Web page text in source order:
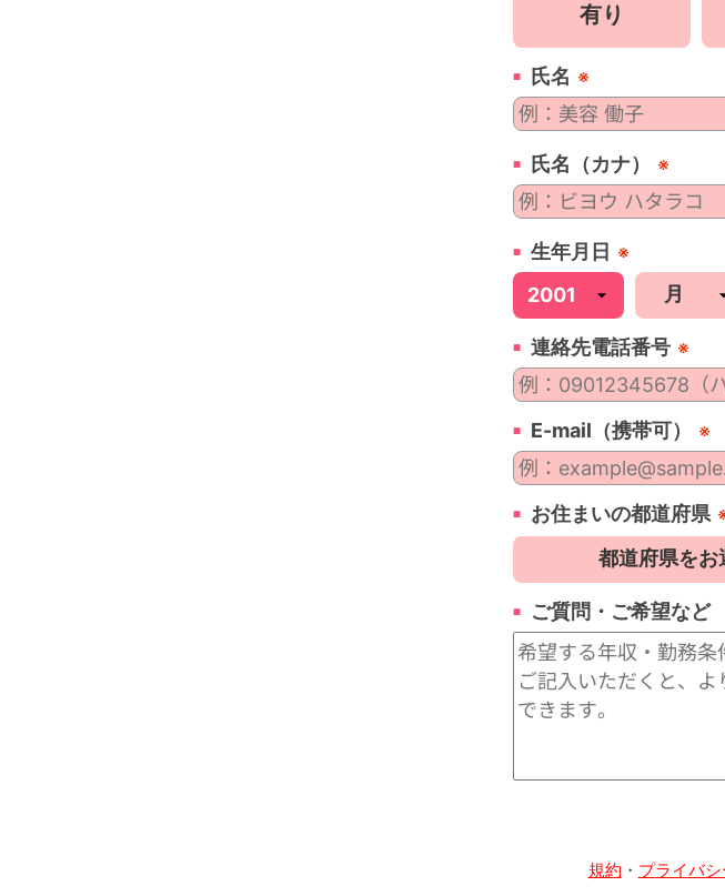
有り
氏名 ※
氏名（カナ） ※
生年月日 ※
連絡先電話番号 ※
E-mail（携帯可） ※
お住まいの都道府県
ご質問・ご希望など
規約 ・ プライバ